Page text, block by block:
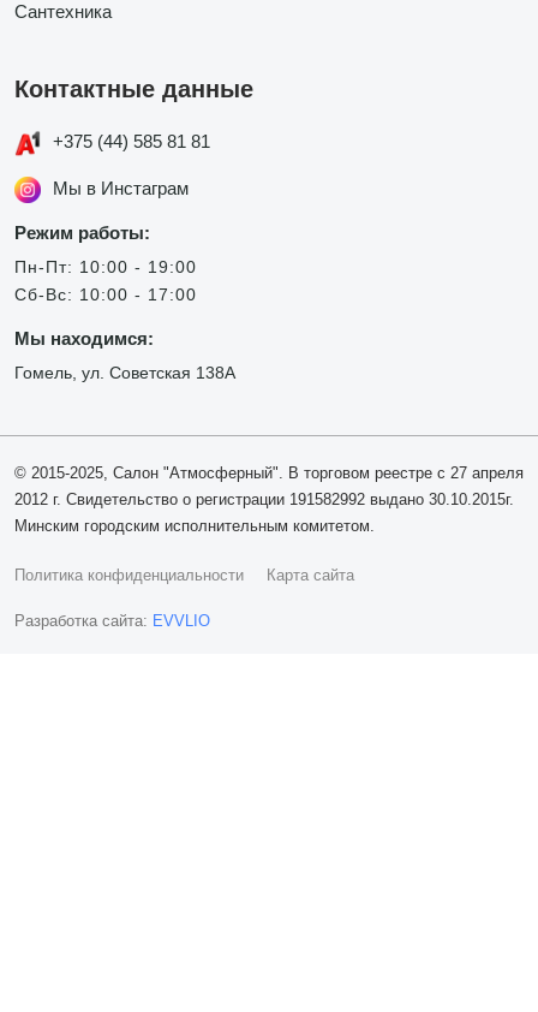
Сантехника
Контактные данные
+375 (44) 585 81 81
Мы в Инстаграм
Режим работы:
Пн-Пт: 10:00 - 19:00
Сб-Вс: 10:00 - 17:00
Мы находимся:
Гомель, ул. Советская 138А
© 2015-2025, Салон "Атмосферный". В торговом реестре с 27 апреля
2012 г. Свидетельство о регистрации 191582992 выдано 30.10.2015г.
Минским городским исполнительным комитетом.
Политика конфиденциальности Карта сайта
Разработка сайта: EVVLIO